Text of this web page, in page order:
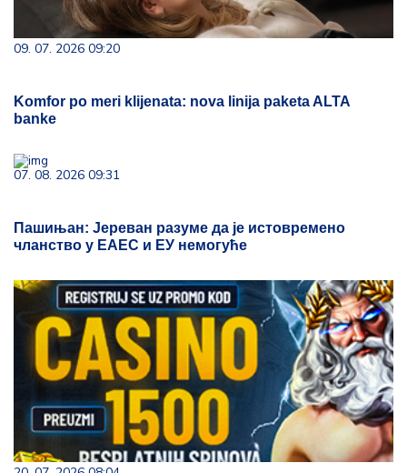
09. 07. 2026 09:20
Komfor po meri klijenata: nova linija paketa ALTA
banke
07. 08. 2026 09:31
Пашињан: Јереван разуме да је истовремено
чланство у ЕАЕС и ЕУ немогуће